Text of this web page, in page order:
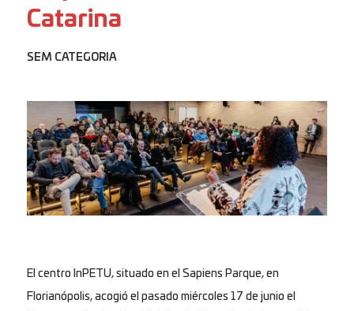
Catarina
SEM CATEGORIA
El centro InPETU, situado en el Sapiens Parque, en
Florianópolis, acogió el pasado miércoles 17 de junio el